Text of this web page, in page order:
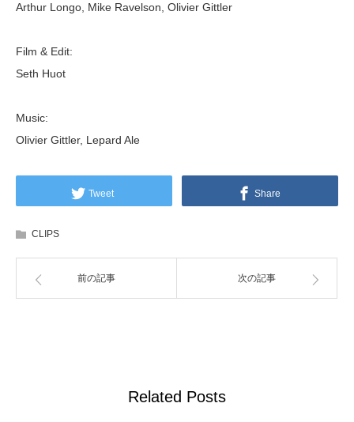
Arthur Longo, Mike Ravelson, Olivier Gittler
Film & Edit:
Seth Huot
Music:
Olivier Gittler, Lepard Ale
Tweet Share
CLIPS
前の記事 次の記事
Related Posts